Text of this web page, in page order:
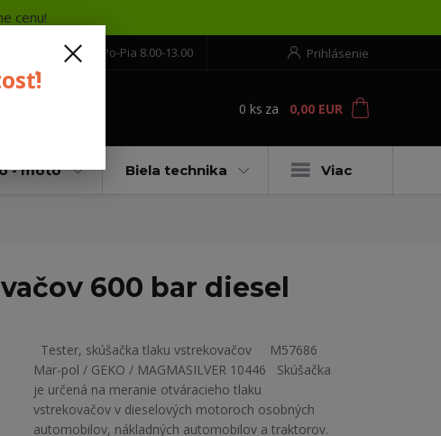
cenu!
Prihlásenie
+421 552 304 860 Po-Pia 8.00-13.00
0 ks za 0,00 EUR
- moto Biela technika Viac
600 bar diesel
Tester, skúšačka tlaku vstrekovačov M57686
Mar-pol / GEKO / MAGMASILVER 10446 Skúšačka
je určená na meranie otváracieho tlaku
vstrekovačov v dieselových motoroch osobných
automobilov, nákladných automobilov a traktorov.